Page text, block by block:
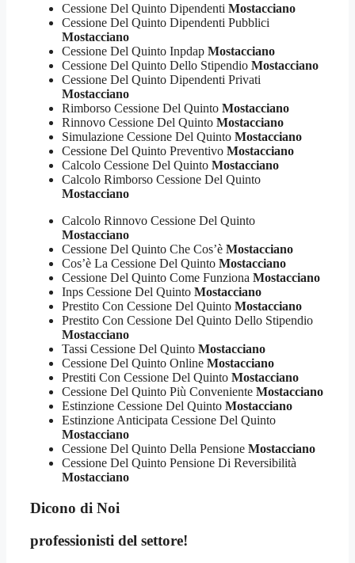
Cessione Del Quinto Dipendenti Mostacciano
Cessione Del Quinto Dipendenti Pubblici
Mostacciano
Cessione Del Quinto Inpdap Mostacciano
Cessione Del Quinto Dello Stipendio Mostacciano
Cessione Del Quinto Dipendenti Privati
Mostacciano
Rimborso Cessione Del Quinto Mostacciano
Rinnovo Cessione Del Quinto Mostacciano
Simulazione Cessione Del Quinto Mostacciano
Cessione Del Quinto Preventivo Mostacciano
Calcolo Cessione Del Quinto Mostacciano
Calcolo Rimborso Cessione Del Quinto
Mostacciano
Calcolo Rinnovo Cessione Del Quinto
Mostacciano
Cessione Del Quinto Che Cos’è Mostacciano
Cos’è La Cessione Del Quinto Mostacciano
Cessione Del Quinto Come Funziona Mostacciano
Inps Cessione Del Quinto Mostacciano
Prestito Con Cessione Del Quinto Mostacciano
Prestito Con Cessione Del Quinto Dello Stipendio
Mostacciano
Tassi Cessione Del Quinto Mostacciano
Cessione Del Quinto Online Mostacciano
Prestiti Con Cessione Del Quinto Mostacciano
Cessione Del Quinto Più Conveniente Mostacciano
Estinzione Cessione Del Quinto Mostacciano
Estinzione Anticipata Cessione Del Quinto
Mostacciano
Cessione Del Quinto Della Pensione Mostacciano
Cessione Del Quinto Pensione Di Reversibilità
Mostacciano
Dicono di Noi
professionisti del settore!